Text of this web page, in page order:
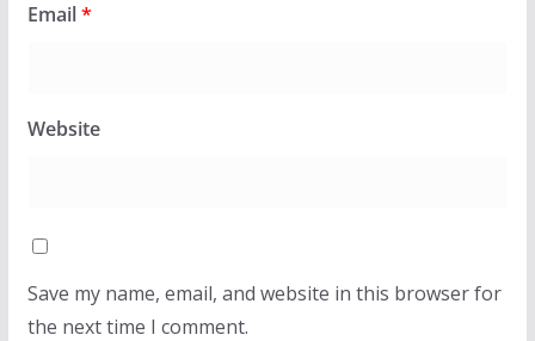
Email*
Website
Save my name, email, and website in this browser for
the next time I comment.